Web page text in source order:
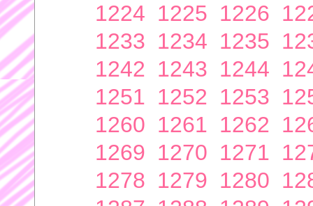
1224 1225 1226
1233 1234 1235
1242 1243 1244
1251 1252 1253
1260 1261 1262
1269 1270 1271
1278 1279 1280